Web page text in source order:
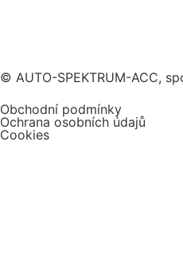
© AUTO-SPEKTRUM-ACC,
Obchodní podmínky
Ochrana osobních údajů
Cookies